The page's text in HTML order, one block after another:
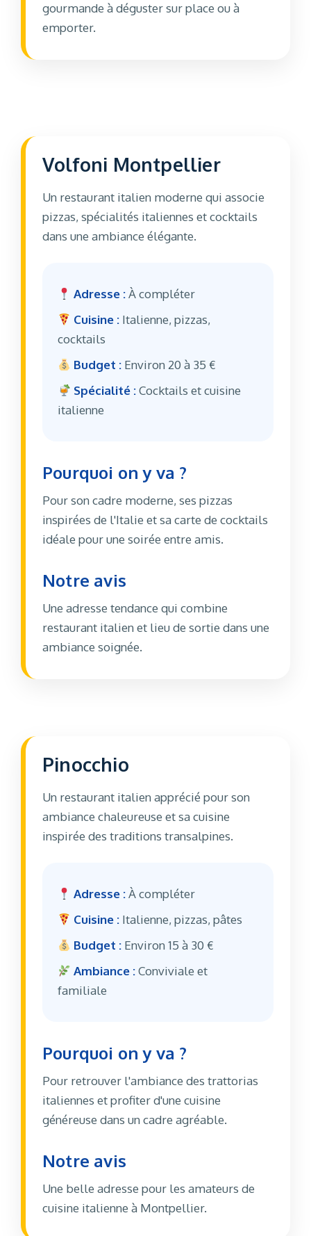
gourmande à déguster sur place ou à
emporter.
Volfoni Montpellier
Un restaurant italien moderne qui associe
pizzas, spécialités italiennes et cocktails
dans une ambiance élégante.
Adresse :À compléter
Cuisine : Italienne, pizzas,
cocktails
Budget : Environ 20 à 35 €
Spécialité :Cocktails et cuisine
italienne
Pourquoi on y va ?
Pour son cadre moderne, ses pizzas
inspirées de l'Italie et sa carte de cocktails
idéale pour une soirée entre amis.
Notre avis
Une adresse tendance qui combine
restaurant italien et lieu de sortie dans une
ambiance soignée.
Pinocchio
Un restaurant italien apprécié pour son
ambiance chaleureuse et sa cuisine
inspirée des traditions transalpines.
Adresse :À compléter
Cuisine : Italienne, pizzas, pâtes
Budget : Environ 15 à 30 €
Ambiance :Conviviale et
familiale
Pourquoi on y va ?
Pour retrouver l'ambiance des trattorias
italiennes et profiter d'une cuisine
généreuse dans un cadre agréable.
Notre avis
Une belle adresse pour les amateurs de
cuisine italienne à Montpellier.